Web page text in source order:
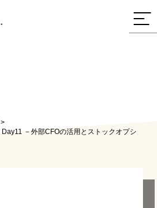
Day11 －外部CFOの活用とストックオプシ